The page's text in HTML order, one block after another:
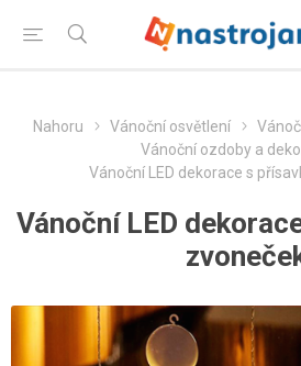
Nahoru Vánoční osvětlení
Vánoční ozdoby a
Vánoční LED dekorace s
Vánoční LED